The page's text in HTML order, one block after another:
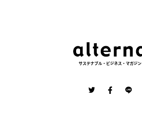
サステナブル・ビジネス・マガジン